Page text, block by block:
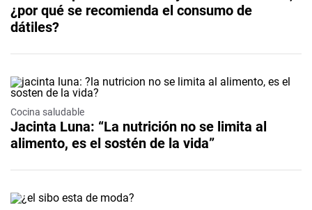
¿por qué se recomienda el consumo de
dátiles?
Cocina saludable
Jacinta Luna: “La nutrición no se limita al
alimento, es el sostén de la vida”